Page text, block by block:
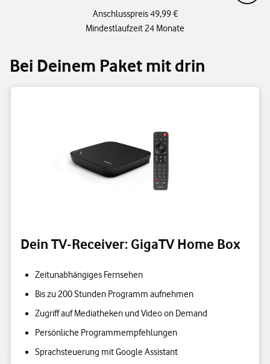
Anschlusspreis 49,99 €
Mindestlaufzeit 24 Monate
Bei Deinem Paket mit drin
Dein TV-Receiver: GigaTV Home Box
Zeitunabhängiges Fernsehen
Bis zu 200 Stunden Programm aufnehmen
Zugriff auf Mediatheken und Video on Demand
Persönliche Programmempfehlungen
Sprachsteuerung mit Google Assistant